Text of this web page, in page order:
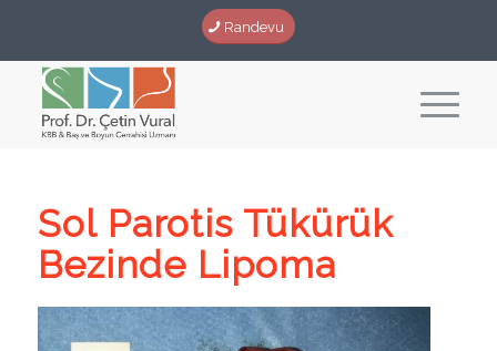
Randevu
Sol Parotis Tükürük
Bezinde Lipoma